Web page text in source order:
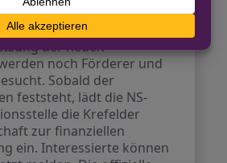
der neuen
noch Förderer und
Sobald der
feststeht, lädt die NS-
die Krefelder
zur finanziellen
ein. Interessierte können